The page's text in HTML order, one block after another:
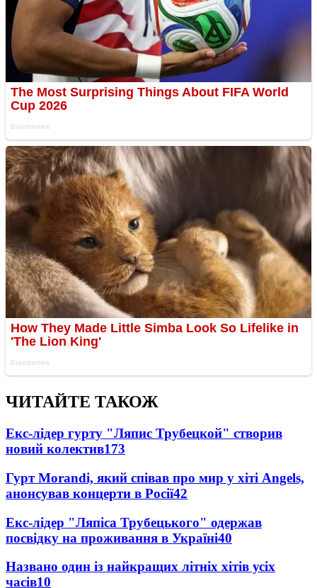
ЧИТАЙТЕ ТАКОЖ
Екс-лідер гурту "Ляпис Трубецкой" створив
новий колектив173
Гурт Morandi, який співав про мир у хіті Angels,
анонсував концерти в Росії42
Екс-лідер "Ляпіса Трубецького" одержав
посвідку на проживання в Україні40
Названо один із найкращих літніх хітів усіх
часів10